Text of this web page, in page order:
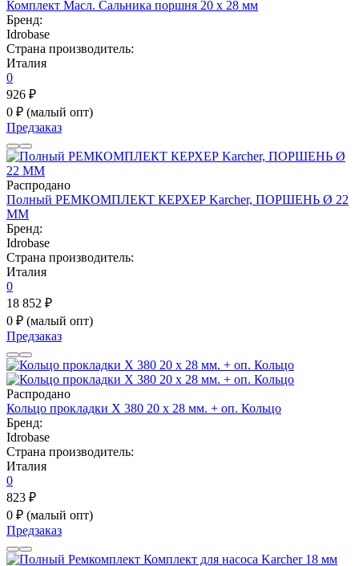
Комплект Масл. Сальника поршня 20 х 28 мм
Бренд:
Idrobase
Страна производитель:
Италия
0
926 ₽
0 ₽ (малый опт)
Предзаказ
Распродано
Полный РЕМКОМПЛЕКТ КЕРХЕР Karcher, ПОРШЕНЬ Ø 22
ММ
Бренд:
Idrobase
Страна производитель:
Италия
0
18 852 ₽
0 ₽ (малый опт)
Предзаказ
Распродано
Кольцо прокладки Х 380 20 х 28 мм. + оп. Кольцо
Бренд:
Idrobase
Страна производитель:
Италия
0
823 ₽
0 ₽ (малый опт)
Предзаказ